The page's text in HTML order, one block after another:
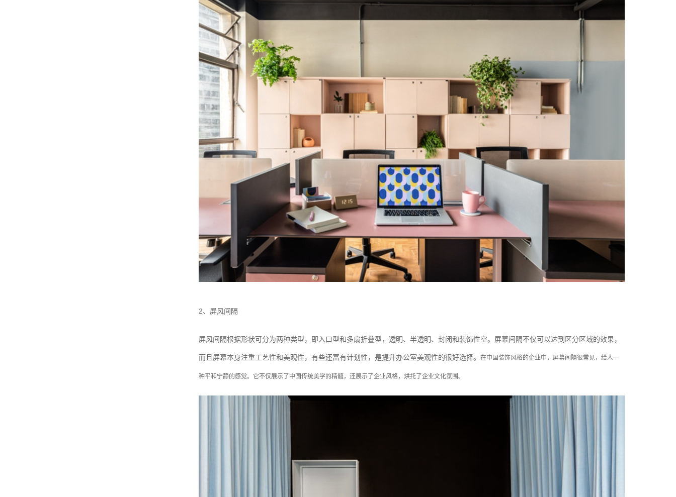
2、屏风间隔
屏风间隔根据形状可分为两种类型，即入口型和多扇折叠型，透明、半透明、封闭和装饰性空。屏幕间隔不仅可以达到区分区域的效果，
而且屏幕本身注重工艺性和美观性，有些还富有计划性，是提升办公室美观性的很好选择。 在中国装饰风格的企业中，屏幕间隔很常见，给人一
种平和宁静的感觉。它不仅展示了中国传统美学的精髓，还展示了企业风格，烘托了企业文化氛围。